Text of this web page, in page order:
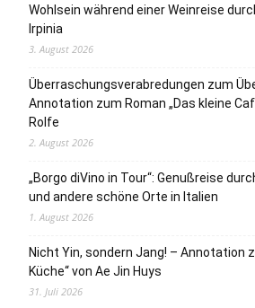
Wohlsein während einer Weinreise
Irpinia
3. August 2026
Überraschungsverabredungen zum
Annotation zum Roman „Das kleine
Rolfe
2. August 2026
„Borgo diVino in Tour“: Genußreise
und andere schöne Orte in Italien
1. August 2026
Nicht Yin, sondern Jang! – Annotation
Küche“ von Ae Jin Huys
31. Juli 2026